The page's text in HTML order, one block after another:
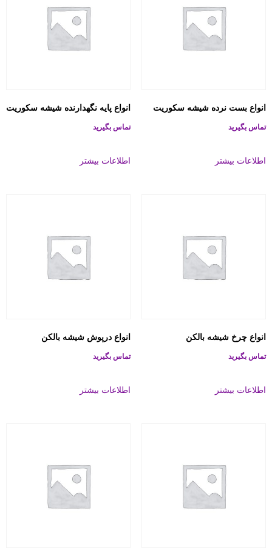
انواع بست نرده شیشه سکوریت
تماس بگیرید
اطلاعات بیشتر
انواع پایه نگهدارنده شیشه سکوریت
تماس بگیرید
اطلاعات بیشتر
انواع چرخ شیشه بالکن
تماس بگیرید
اطلاعات بیشتر
انواع درپوش شیشه بالکن
تماس بگیرید
اطلاعات بیشتر